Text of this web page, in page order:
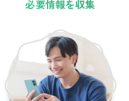
必要情報を収集